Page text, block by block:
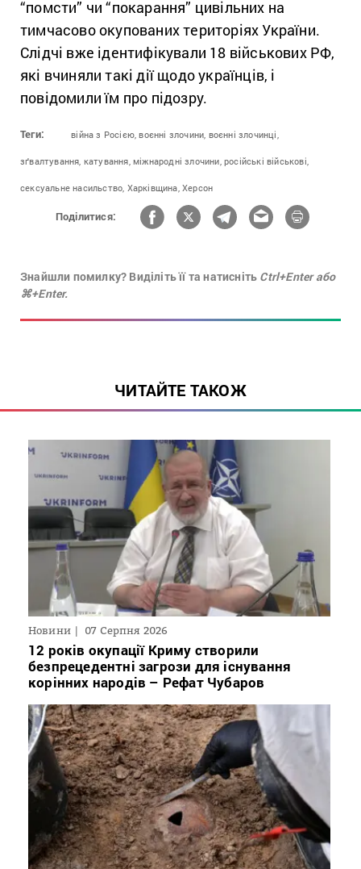
“помсти” чи “покарання” цивільних на
тимчасово окупованих територіях України.
Слідчі вже ідентифікували 18 військових РФ,
які вчиняли такі дії щодо українців, і
повідомили їм про підозру.
Теги: війна з Росією, воєнні злочини, воєнні злочинці,
зґвалтування, катування, міжнародні злочини, російські військові,
сексуальне насильство, Харківщина, Херсон
Поділитися:
Знайшли помилку? Виділіть її та натисніть Ctrl+Enter або
⌘+Enter.
ЧИТАЙТЕ ТАКОЖ
Новини 07 Серпня 2026
12 років окупації Криму створили
безпрецедентні загрози для існування
корінних народів – Рефат Чубаров